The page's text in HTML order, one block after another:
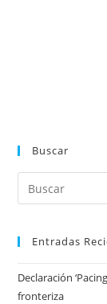
Buscar
Entradas
Declaración
fronteriza